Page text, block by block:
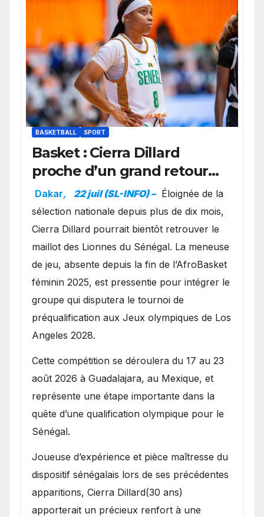
BASKETBALL SPORT
Basket : Cierra Dillard
proche d’un grand retour
avec les Lionnes ?
Dakar, 22 juil (SL-INFO) – Éloignée de la
sélection nationale depuis plus de dix mois,
Cierra Dillard pourrait bientôt retrouver le
maillot des Lionnes du Sénégal. La meneuse
de jeu, absente depuis la fin de l’AfroBasket
féminin 2025, est pressentie pour intégrer le
groupe qui disputera le tournoi de
préqualification aux Jeux olympiques de Los
Angeles 2028.
Cette compétition se déroulera du 17 au 23
août 2026 à Guadalajara, au Mexique, et
représente une étape importante dans la
quête d’une qualification olympique pour le
Sénégal.
Joueuse d’expérience et pièce maîtresse du
dispositif sénégalais lors de ses précédentes
apparitions, Cierra Dillard(30 ans)
apporterait un précieux renfort à une